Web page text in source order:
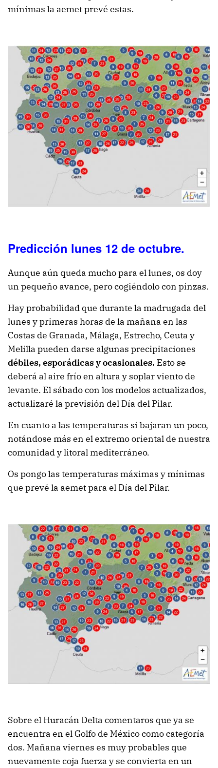
mínimas la aemet prevé estas.
Predicción lunes 12 de octubre.
Aunque aún queda mucho para el lunes, os doy
un pequeño avance, pero cogiéndolo con pinzas.
Hay probabilidad que durante la madrugada del
lunes y primeras horas de la mañana en las
Costas de Granada, Málaga, Estrecho, Ceuta y
Melilla pueden darse algunas precipitaciones
débiles, esporádicas y ocasionales. Esto se
deberá al aire frío en altura y soplar viento de
levante. El sábado con los modelos actualizados,
actualizaré la previsión del Día del Pilar.
En cuanto a las temperaturas si bajaran un poco,
notándose más en el extremo oriental de nuestra
comunidad y litoral mediterráneo.
Os pongo las temperaturas máximas y mínimas
que prevé la aemet para el Día del Pilar.
Sobre el Huracán Delta comentaros que ya se
encuentra en el Golfo de México como categoría
dos. Mañana viernes es muy probables que
nuevamente coja fuerza y se convierta en un